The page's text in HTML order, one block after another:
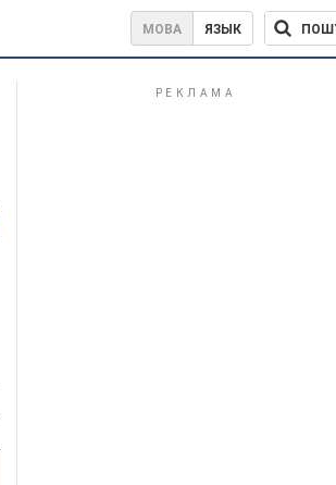
МОВА ЯЗЫК